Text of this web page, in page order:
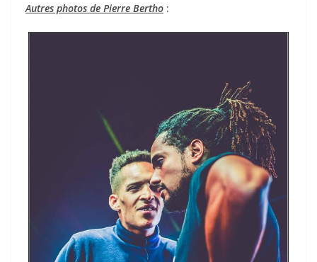
Autres photos de Pierre Bertho :